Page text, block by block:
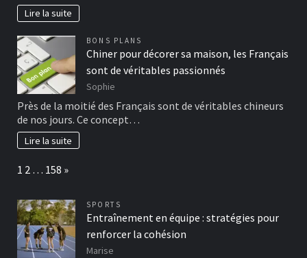
Lire la suite
BONS PLANS
Chiner pour décorer sa maison, les Français
sont de véritables passionnés
Sophie
Près de la moitié des Français sont de véritables chineurs
de nos jours. Ce concept…
Lire la suite
Page:
1 2 … 158 Next
»
SPORTS
Entraînement en équipe : stratégies pour
renforcer la cohésion
Marise